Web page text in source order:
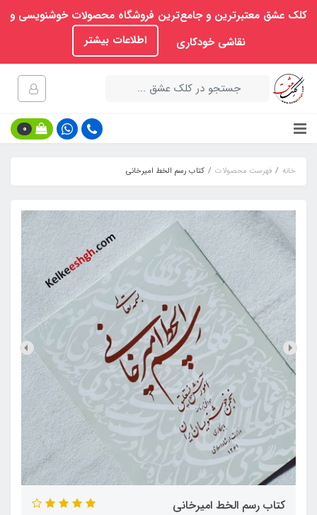
کلک عشق معتبرترین و جامع‌ترین فروشگاه محصولات خوشنویسی و
نقاشی خودکاری
اطلاعات بیشتر
0
خانه فهرست محصولات کتاب رسم الخط امیرخانی
کتاب رسم الخط امیرخانی